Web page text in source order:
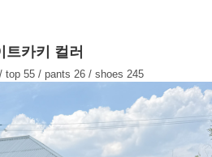
트카키 컬러
top 55 / pants 26 / shoes 245